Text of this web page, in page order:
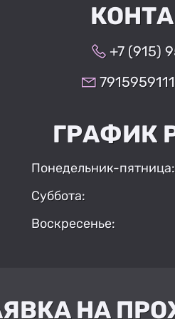
+7 (915)
ГРАФИК
Понедельник-пятница:
Суббота:
Воскресенье:
НА